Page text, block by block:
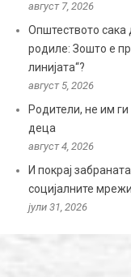
август 7, 2026
Општеството сака
родиле: Зошто е
линијата“?
август 5, 2026
Родители, не им
деца
август 4, 2026
И покрај
социјалните мрежи
јули 31, 2026